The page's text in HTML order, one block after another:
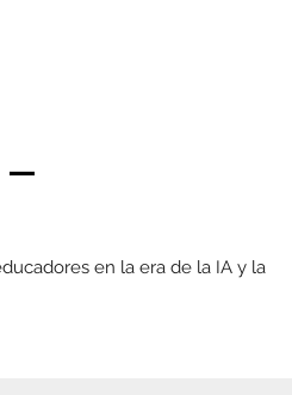
_
en la era de la IA y la